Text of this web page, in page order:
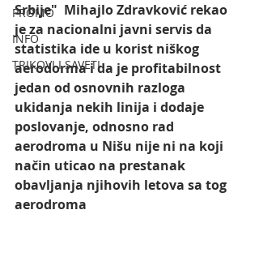
PROMO
INFO
TRIKOVI I SAVETI
Srbije"  Mihajlo Zdravković rekao
je za nacionalni javni servis da
statistika ide u korist niškog
aerodorma i da je profitabilnost
jedan od osnovnih razloga
ukidanja nekih linija i dodaje
poslovanje, odnosno rad
aerodroma u Nišu nije ni na koji
način uticao na prestanak
obavljanja njihovih letova sa tog
aerodroma